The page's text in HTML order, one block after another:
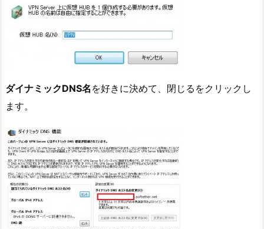
ダイナミックDNS名 を好きに決めて、閉じるをクリックし
ます。